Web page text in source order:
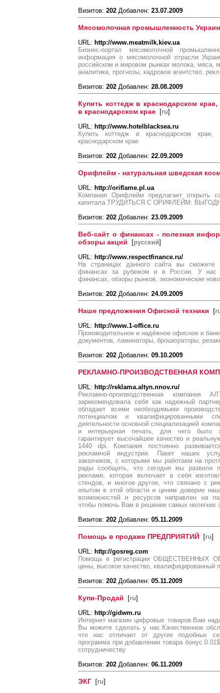
Визитов: 202 Добавлен: 23.07.2009
Мясомолочная промышленность
URL: http://www.meatmilk.kiev.ua
Бизнес-портал мясомолочной
информация о мясомолочной отрасли
российском и мировом рынках молока, мяса,
аналитика, прогнозы, кадровое агентство,
Визитов: 202 Добавлен: 28.08.2009
Купить коттедж в краснодарском
в краснодарском крае [ru]
URL: http://www.hotelblacksea.ru
Купить коттедж в краснодарском крае,
краснодарском крае
Визитов: 202 Добавлен: 22.09.2009
Орифлейм - натуральная шведская
URL: http://oriflame.pl.ua
Компания Орифлейм предлагает открыть
капитала.ТРУДИТЬСЯ С ОРИФЛЕЙМ:
Визитов: 202 Добавлен: 23.09.2009
Веб-сайт о финансах - полезная
обзоры акций [русский]
URL: http://www.respectfinance.ru/
На страницах данного сайта вы
финансах за рубежом и в России. У нас
финансах, обзоры рынков, экономические
Визитов: 202 Добавлен: 24.09.2009
Наше предложения Офисной техники [
URL: http://www.1-office.ru
Производительное и надёжное офисное и
документов, ламинаторы, брошюраторы,
Визитов: 202 Добавлен: 09.10.2009
РЕКЛАМНО-ПРОИЗВОДСТВЕННАЯ
URL: http://reklama.altyn.nnov.ru/
Рекламно-производственная
зарекомендовала себя как надежный
обладает всеми необходимыми
потенциалом и квалифицированными
деятельности основной специализацией
и интерьерная печать, для чего было
гарантирует высочайшее качество и
1440 dpi. Компания постоянно
рекламной индустрии. Пакет наших
заказчиков, с которыми мы работаем на
рады сообщить, что сегодня мы развили
рекламе, которая включает в себя
стендов, и многое другое, что связано с
опытом в этой области и ценим доверие
возможностей и ресурсов направлен на
чтобы помочь Вам в решении самых нелегких
Визитов: 202 Добавлен: 05.11.2009
Помощь в продаже ПРЕДПРИЯТИЙ [ru]
URL: http://gosreg.com
Помощь в регистрации ОБЩЕСТВЕННЫХ
цены, высокое качество, квалифицированный
Визитов: 202 Добавлен: 05.11.2009
Купи-Продай [ru]
URL: http://gidwm.ru
Интернет магазин цифровых товаров.Вам
Вы можите сделать у нас.Качественное
что нас отличает от других подобных
программа при добавлении товара бонус
сотрудничеству
Визитов: 202 Добавлен: 06.11.2009
ЭКГ [ru]